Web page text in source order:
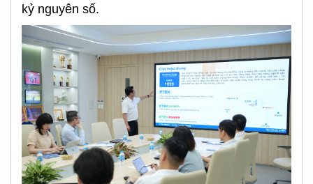
kỷ nguyên số.